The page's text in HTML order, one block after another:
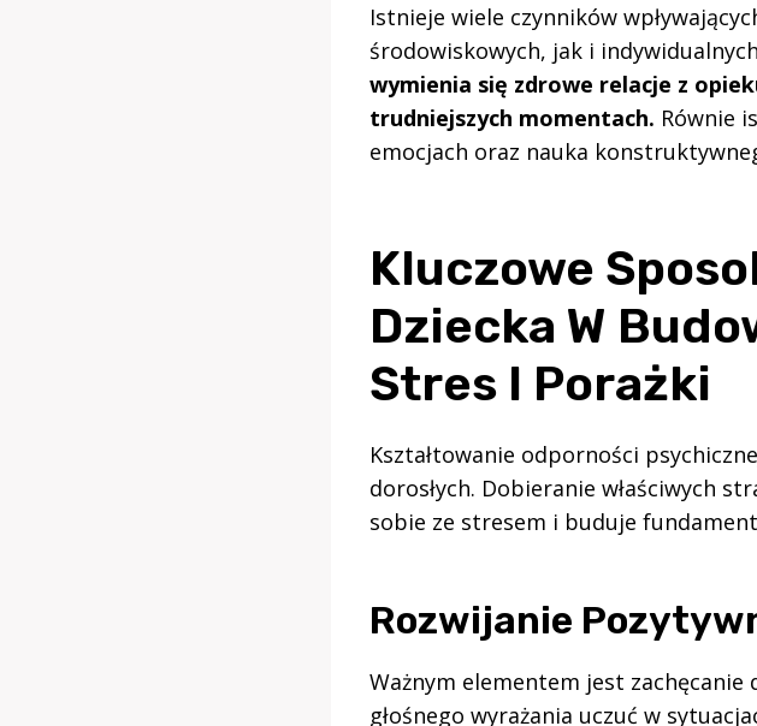
Istnieje wiele czynników
środowiskowych, jak i
wymienia się zdrowe relacje z
trudniejszych momentach. Równie
emocjach oraz nauka
Kluczowe
Dziecka W
Stres I Porażki
Kształtowanie odporności
dorosłych. Dobieranie właściwych
sobie ze stresem i buduje
Rozwijanie
Ważnym elementem jest
głośnego wyrażania uczuć w